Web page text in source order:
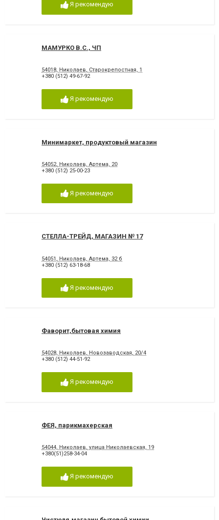
Я рекомендую
МАМУРКО В.С., ЧП
54018, Николаев, Старокрепостная, 1
+380 (512) 49-67-92
Я рекомендую
Минимаркет, продуктовый магазин
54052, Николаев, Артема, 20
+380 (512) 25-00-23
Я рекомендую
СТЕЛЛА-ТРЕЙД, МАГАЗИН № 17
54051, Николаев, Артема, 32 б
+380 (512) 63-18-68
Я рекомендую
Фаворит,бытовая химия
54028, Николаев, Новозаводская, 20/4
+380 (512) 44-51-92
Я рекомендую
ФЕЯ, парикмахерская
54044, Николаев, улица Николаевская, 19
+380(51)258-34-04
Я рекомендую